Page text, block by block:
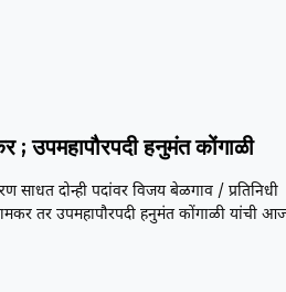
; उपमहापौरपदी हनुमंत कोंगाळी
साधत दोन्ही पदांवर विजय बेळगाव / प्रतिनिधी
तर उपमहापौरपदी हनुमंत कोंगाळी यांची